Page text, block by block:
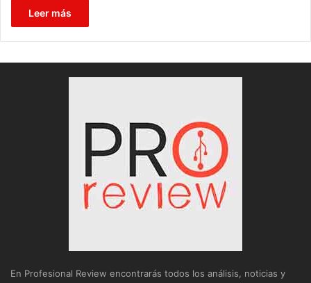
Leer más
En Profesional Review encontrarás todos los análisis, noticias y